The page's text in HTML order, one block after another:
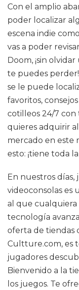
Con el amplio
poder localizar
escena indie
vas a poder
Doom, ¡sin
te puedes
se le puede
favoritos,
cotilleos 24/7 con
quieres adquirir
mercado en este
esto: ¡tiene toda
En nuestros días,
videoconsolas es
al que cualquiera
tecnología
oferta de tiendas
Cultture.com, es
jugadores
Bienvenido a la
los juegos. Te